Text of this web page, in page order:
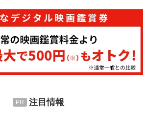
注目情報